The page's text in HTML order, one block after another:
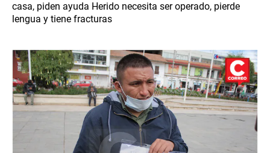
casa, piden ayuda Herido necesita ser operado, pierde
lengua y tiene fracturas